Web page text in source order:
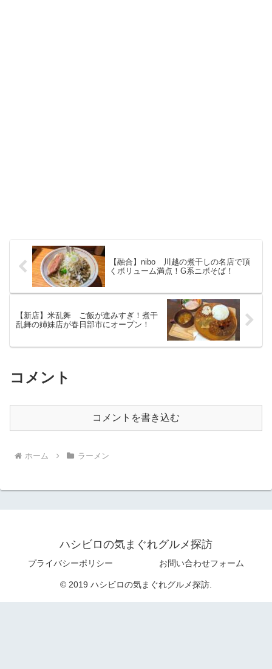
【融合】nibo 川越の煮干しの名店で頂
くボリューム満点！G系ニボそば！
【新店】米乱舞 ご飯が進みすぎ！煮干
乱舞の姉妹店が春日部市にオープン！
コメント
コメントを書き込む
ホーム ラーメン
ハシビロの気まぐれグルメ探訪
プライバシーポリシー お問い合わせフォーム
© 2019 ハシビロの気まぐれグルメ探訪.